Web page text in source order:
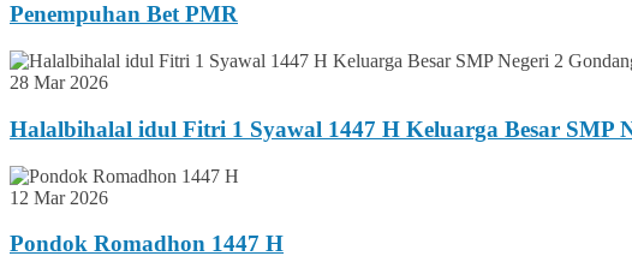
Penempuhan Bet PMR
28 Mar 2026
Halalbihalal idul Fitri 1 Syawal 1447 H Keluarga Besar SMP
12 Mar 2026
Pondok Romadhon 1447 H